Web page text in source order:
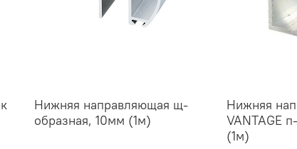
Нижняя направляющая щ-
образная, 10мм (1м)
Нижняя
VANTAGE
(1м)